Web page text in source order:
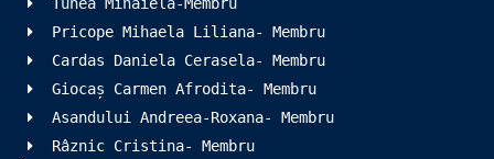
Pricope Mihaela Liliana- Membru
Cardas Daniela Cerasela- Membru
Giocaș Carmen Afrodita- Membru
Asandului Andreea-Roxana- Membru
Râznic Cristina- Membru